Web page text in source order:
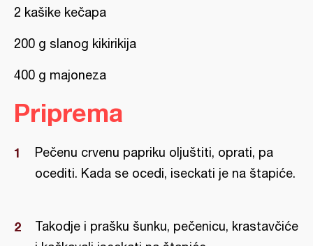
2 kašike kečapa
200 g slanog kikirikija
400 g majoneza
Priprema
Pečenu crvenu papriku oljuštiti, oprati, pa
ocediti. Kada se ocedi, iseckati je na štapiće.
Takodje i prašku šunku, pečenicu, krastavčiće